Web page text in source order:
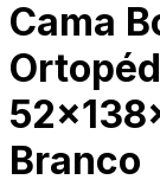
Cama
Branco